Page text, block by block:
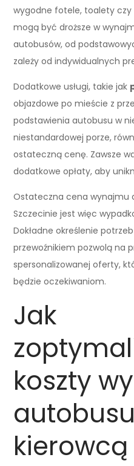
wygodne fotele, toalety
mogą być droższe w
autobusów, od
zależy od indywidualnych
Dodatkowe usługi, takie jak
objazdowe po mieście z
podstawienia autobusu w
niestandardowej porze,
ostateczną cenę. Zawsze
dodatkowe opłaty, aby
Ostateczna cena wynajmu
Szczecinie jest więc
Dokładne określenie
przewoźnikiem pozwolą na
spersonalizowanej oferty,
będzie oczekiwaniom.
Jak
koszty